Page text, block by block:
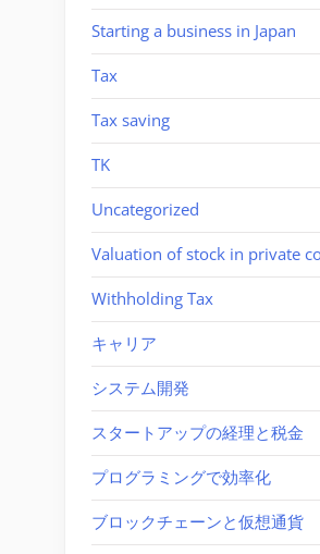
Starting a business in Japan
Tax
Tax saving
TK
Uncategorized
Valuation of stock in private
Withholding Tax
キャリア
システム開発
スタートアップの経理と税金
プログラミングで効率化
ブロックチェーンと仮想通貨